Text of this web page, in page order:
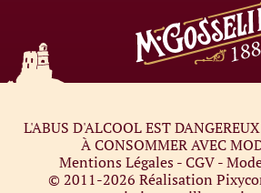
L'ABUS D'ALCOOL EST
À CONSOMMER AVEC
Mentions Légales-CGV-
© 2011-2026 Réalisation